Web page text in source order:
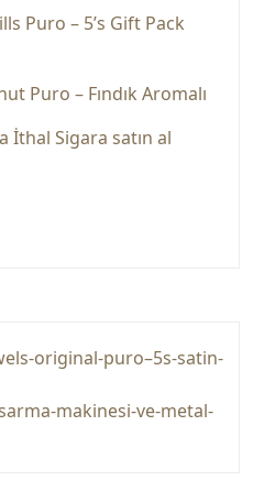
Puro – 5’s Gift Pack
Puro – Fındık Aromalı
İthal Sigara satın al
original-puro–5s-satin-
makinesi-ve-metal-